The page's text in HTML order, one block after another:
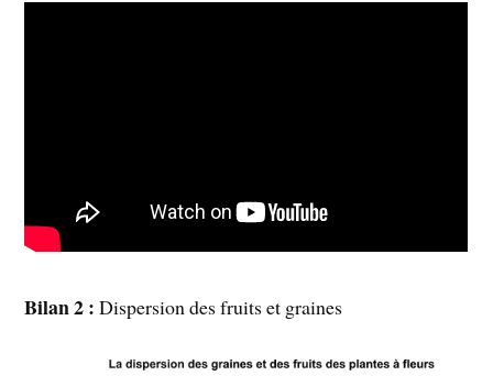
Bilan 2 : Dispersion des fruits et graines